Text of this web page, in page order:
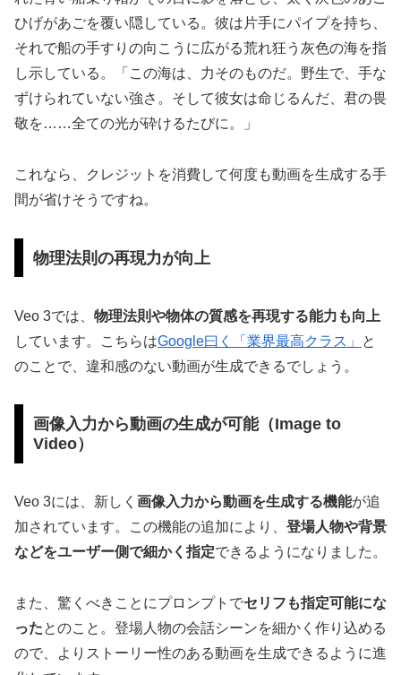
ひげがあごを覆い隠している。彼は片手にパイプを持ち、
それで船の手すりの向こうに広がる荒れ狂う灰色の海を指
し示している。「この海は、力そのものだ。野生で、手な
ずけられていない強さ。そして彼女は命じるんだ、君の畏
敬を……全ての光が砕けるたびに。」
これなら、クレジットを消費して何度も動画を生成する手
間が省けそうですね。
物理法則の再現力が向上
Veo 3では、 物理法則や物体の質感を再現する能力も向上
しています。こちらはGoogle曰く「業界最高クラス」
と
のことで、違和感のない動画が生成できるでしょう。
画像入力から動画の生成が可能（Image to
Video）
Veo 3には、新しく 画像入力から動画を生成する機能が追
加されています。この機能の追加により、 登場人物や背景
などをユーザー側で細かく指定できるようになりました。
また、驚くべきことにプロンプトでセリフも指定可能にな
ったとのこと。登場人物の会話シーンを細かく作り込める
ので、よりストーリー性のある動画を生成できるように進